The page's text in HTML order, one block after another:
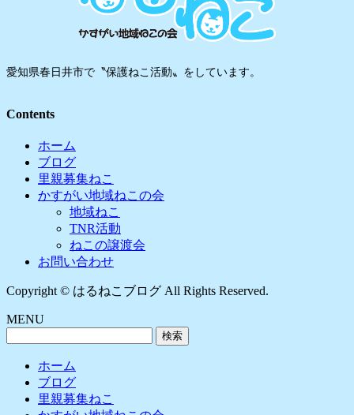
愛知県春日井市で〝保護ねこ活動〟をしています。
Contents
ホーム
ブログ
里親募集ねこ
かすがい地域ねこの会
地域ねこ
TNR活動
ねこの譲渡会
お問い合わせ
Copyright © はるねこブログ All Rights Reserved.
MENU
ホーム
ブログ
里親募集ねこ